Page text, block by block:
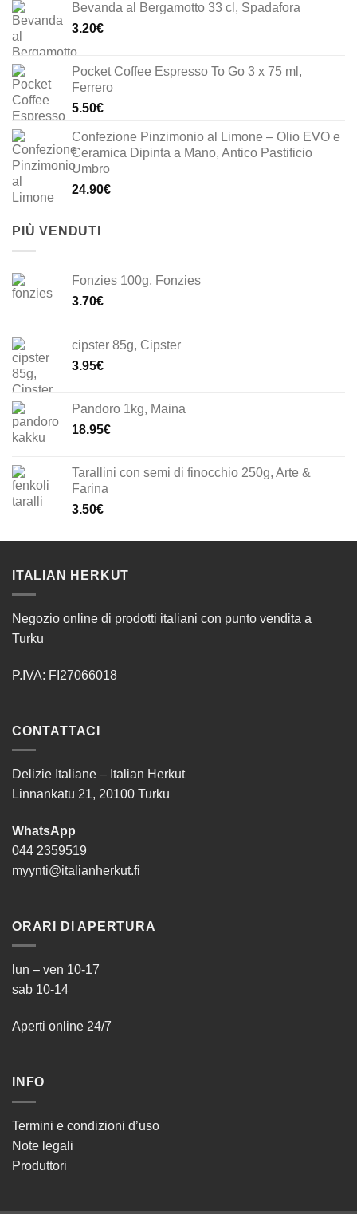
era:
è:
Bevanda al Bergamotto 33 cl, Spadafora
3.20€
Pocket Coffee Espresso To Go 3 x 75 ml,
Ferrero
5.50€
Confezione Pinzimonio al Limone – Olio EVO e
Ceramica Dipinta a Mano, Antico Pastificio
Umbro
24.90€
PIÙ VENDUTI
Fonzies 100g, Fonzies
3.70€
cipster 85g, Cipster
3.95€
Pandoro 1kg, Maina
18.95€
Tarallini con semi di finocchio 250g, Arte &
Farina
3.50€
ITALIAN HERKUT
Negozio online di prodotti italiani con punto vendita a
Turku
P.IVA: FI27066018
CONTATTACI
Delizie Italiane – Italian Herkut
Linnankatu 21, 20100 Turku
WhatsApp
044 2359519
myynti@italianherkut.fi
ORARI DI APERTURA
lun – ven 10-17
sab 10-14
Aperti online 24/7
INFO
Termini e condizioni d’uso
Note legali
Produttori